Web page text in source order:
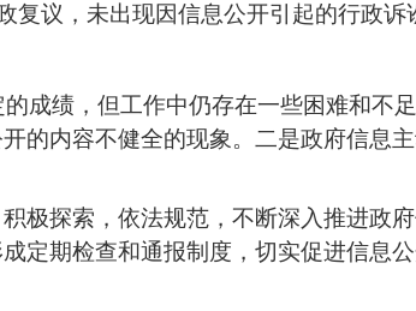
议，未出现因信息公开引起的行政诉
成绩，但工作中仍存在一些困难和不
的内容不健全的现象。二是政府信息
极探索，依法规范，不断深入推进政
定期检查和通报制度，切实促进信息公